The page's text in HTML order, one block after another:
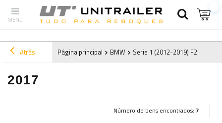
Atrás Página principal BMW Serie 1 (2012-2019) F20
2017
Número de bens encontrados: 7